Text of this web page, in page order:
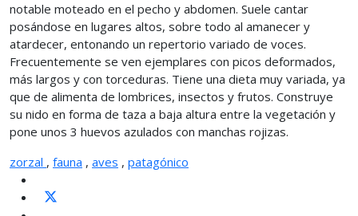
notable moteado en el pecho y abdomen. Suele cantar
posándose en lugares altos, sobre todo al amanecer y
atardecer, entonando un repertorio variado de voces.
Frecuentemente se ven ejemplares con picos deformados,
más largos y con torceduras. Tiene una dieta muy variada, ya
que de alimenta de lombrices, insectos y frutos. Construye
su nido en forma de taza a baja altura entre la vegetación y
pone unos 3 huevos azulados con manchas rojizas.
zorzal , fauna , aves , patagónico